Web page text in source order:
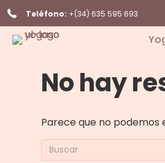
Teléfono: +(34) 635 595 693
No hay
Parece que no podemos